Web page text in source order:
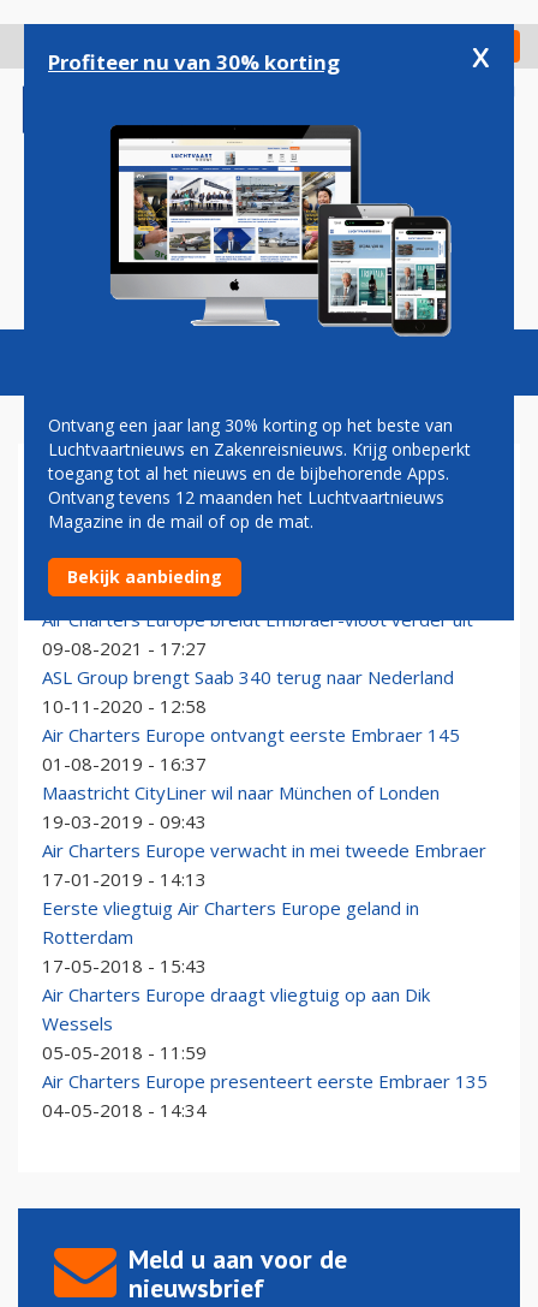
gaan
Check in
Magazine Podcasts Vacatures
AIR CHARTERS EUROPE
ASL Fly Executive breidt vloot uit met extra Embraer
28-03-2025 - 10:53
Air Charters Europe breidt Embraer-vloot verder uit
09-08-2021 - 17:27
ASL Group brengt Saab 340 terug naar Nederland
10-11-2020 - 12:58
Air Charters Europe ontvangt eerste Embraer 145
01-08-2019 - 16:37
Maastricht CityLiner wil naar München of Londen
19-03-2019 - 09:43
Air Charters Europe verwacht in mei tweede Embraer
17-01-2019 - 14:13
Eerste vliegtuig Air Charters Europe geland in
Rotterdam
17-05-2018 - 15:43
Air Charters Europe draagt vliegtuig op aan Dik
Wessels
05-05-2018 - 11:59
Air Charters Europe presenteert eerste Embraer 135
04-05-2018 - 14:34
Meld u aan voor de
nieuwsbrief
Profiteer nu van 30% korting x
Ontvang een jaar lang 30% korting op het beste van
Luchtvaartnieuws en Zakenreisnieuws. Krijg onbeperkt
toegang tot al het nieuws en de bijbehorende Apps.
Ontvang tevens 12 maanden het Luchtvaartnieuws
Magazine in de mail of op de mat.
Bekijk aanbieding